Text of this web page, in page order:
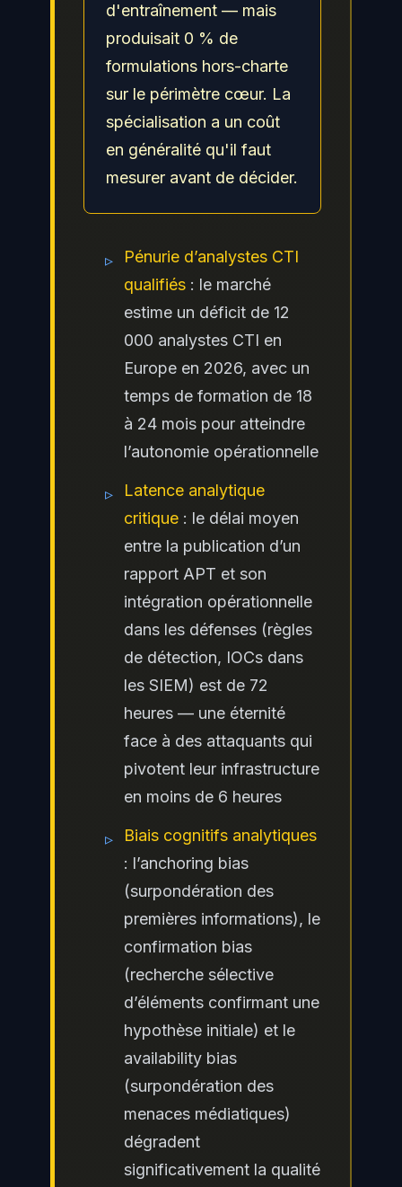
d'entraînement — mais
produisait 0 % de
formulations hors-charte
sur le périmètre cœur. La
spécialisation a un coût
en généralité qu'il faut
mesurer avant de décider.
▹
Pénurie d’analystes CTI
qualifiés : le marché
estime un déficit de 12
000 analystes CTI en
Europe en 2026, avec un
temps de formation de 18
à 24 mois pour atteindre
l’autonomie opérationnelle
▹
Latence analytique
critique : le délai moyen
entre la publication d’un
rapport APT et son
intégration opérationnelle
dans les défenses (règles
de détection, IOCs dans
les SIEM) est de 72
heures — une éternité
face à des attaquants qui
pivotent leur infrastructure
en moins de 6 heures
▹
Biais cognitifs analytiques
: l’anchoring bias
(surpondération des
premières informations), le
confirmation bias
(recherche sélective
d’éléments confirmant une
hypothèse initiale) et le
availability bias
(surpondération des
menaces médiatiques)
dégradent
significativement la qualité